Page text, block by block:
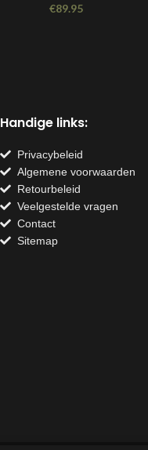
€89.95
Handige links:
Privacybeleid
Algemene voorwaarden
Retourbeleid
Veelgestelde vragen
Contact
Sitemap